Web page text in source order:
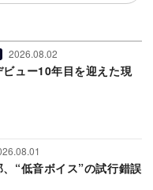
2026.08.02
ビュー10年目を迎えた現
“低音ボイス”の試行錯誤